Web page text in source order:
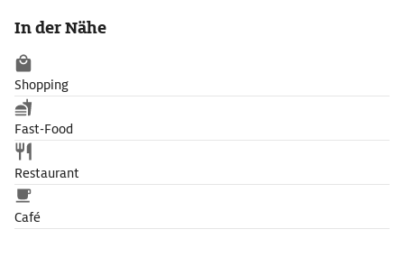
In der Nähe
Shopping
Fast-Food
Restaurant
Café